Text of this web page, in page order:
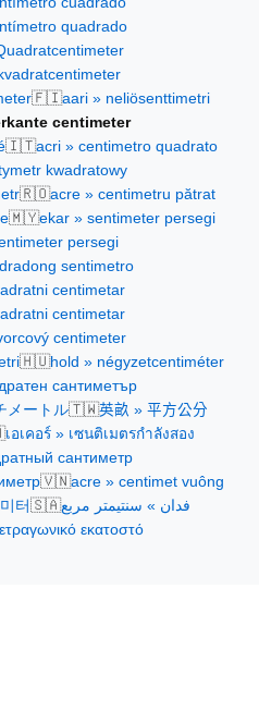
quadrado
🇫🇮aari » neliösenttimetri
centimeter
🇮🇹acri » centimetro quadrato
kwadratowy
🇷🇴acre » centimetru pătrat
🇲🇾ekar » sentimeter persegi
persegi
sentimetro
centimetar
centimetar
centimeter
🇭🇺hold » négyzetcentiméter
сантиметър
メートル🇹🇼英畝 » 平方公分
เอเคอร์ » เซนติเมตรกำลังสอง
сантиметр
🇻🇳acre » centimet vuông
터 🇸🇦فدان » سنتيمتر مربع
εκατοστό